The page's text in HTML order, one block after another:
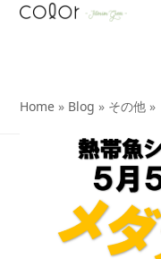
SkipOpen
Close
Home » Blog » その他 »